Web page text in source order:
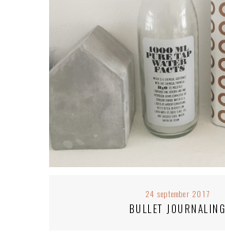
24 september 2017
BULLET JOURNALING